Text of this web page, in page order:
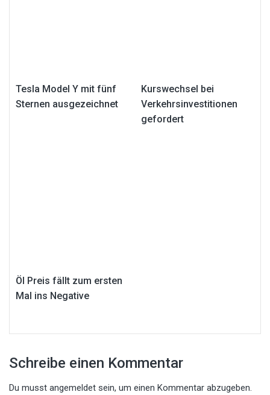
Tesla Model Y mit fünf
Sternen ausgezeichnet
Kurswechsel bei
Verkehrsinvestitionen
gefordert
Öl Preis fällt zum ersten
Mal ins Negative
Schreibe einen Kommentar
Du musst angemeldet sein, um einen Kommentar abzugeben.